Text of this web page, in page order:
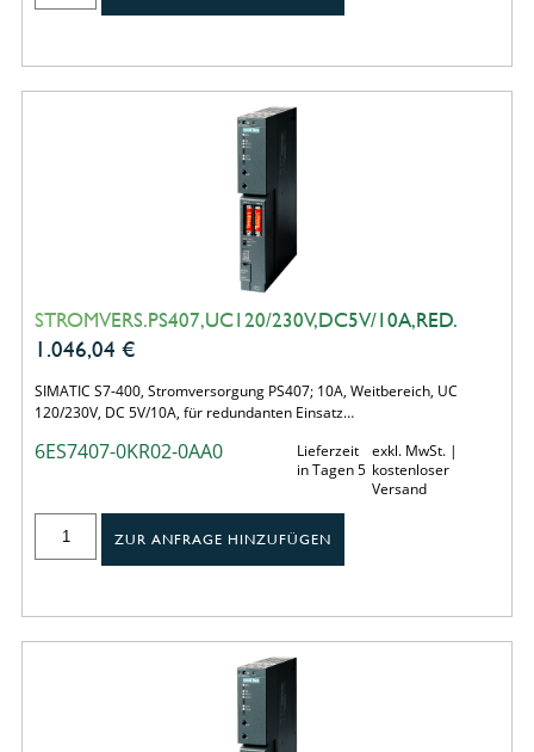
STROMVERS.PS407,UC120/230V,DC5V/10A,RED.
1.046,04 €
SIMATIC S7-400, Stromversorgung PS407; 10A, Weitbereich, UC
120/230V, DC 5V/10A, für redundanten Einsatz…
6ES7407-0KR02-0AA0
Lieferzeit
in Tagen 5
exkl. MwSt. |
kostenloser
Versand
ZUR ANFRAGE HINZUFÜGEN